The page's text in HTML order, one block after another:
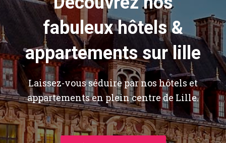
fabuleux hôtels &
appartements sur lille
Laissez-vous séduire par nos hôtels et
appartements en plein centre de Lille.